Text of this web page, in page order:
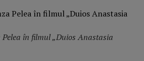
în filmul „Duios Anastasia